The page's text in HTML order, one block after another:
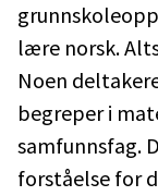
lære norsk.
Noen
begreper i
samfunnsfag.
forståelse for